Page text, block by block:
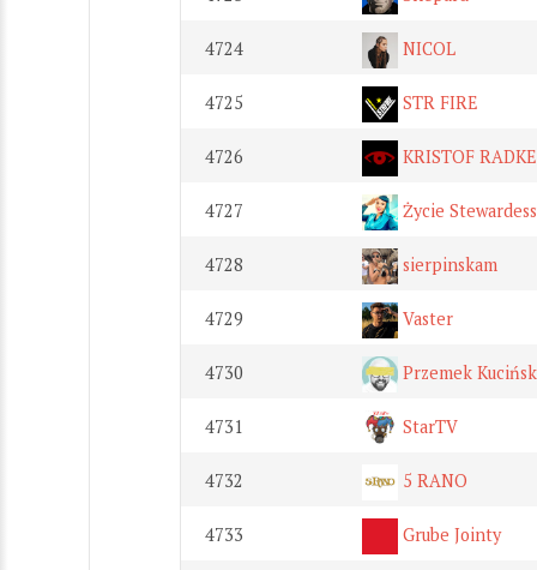
4724 NICOL
4725 STR FIRE
4726 KRISTOF RADKE
4727 Życie
4728 sierpinskam
4729 Vaster
4730 Przemek
4731 StarTV
4732 5 RANO
4733 Grube Jointy